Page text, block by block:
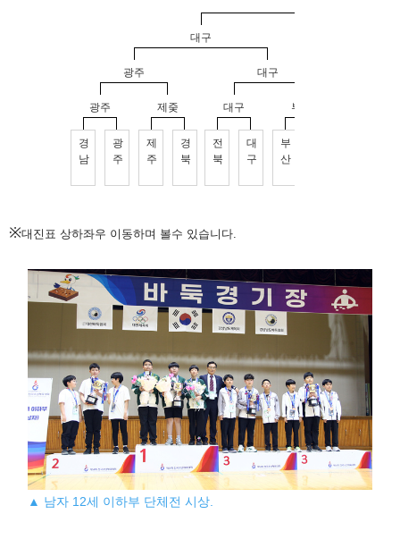
※대진표 상하좌우 이동하며 볼수 있습니다.
▲ 남자 12세 이하부 단체전 시상.